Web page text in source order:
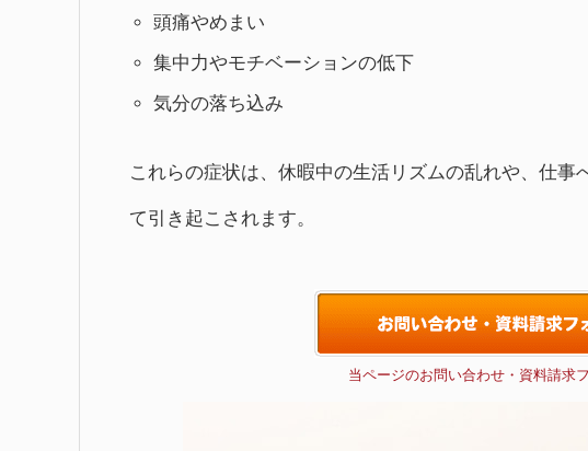
頭痛やめまい
集中力やモチベーションの低下
気分の落ち込み
これらの症状は、休暇中の生活リズムの乱れや、仕事
て引き起こされます。
当ページのお問い合わせ・資料請求